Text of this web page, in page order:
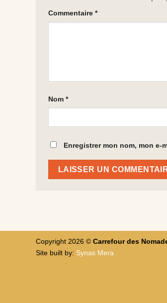
Commentaire *
Nom *
Enregistrer mon nom, mon e-
Copyright 2026 © Carrefour des
Site built by: Synas Mera